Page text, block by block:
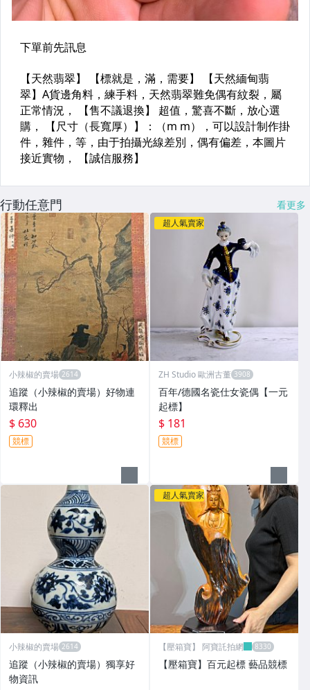
行動任意門 看更多
小辣椒的賣場
追蹤（小辣椒的賣場）好物連
環釋出
$ 630
競標
超人氣賣家
ZH Studio 歐洲古董
百年/德國名瓷仕女瓷偶【一元
起標】
$ 181
競標
小辣椒的賣場
追蹤（小辣椒的賣場）獨享好
物資訊
超人氣賣家
【壓箱寶】 阿寶託拍網
【壓箱寶】百元起標 藝品競標